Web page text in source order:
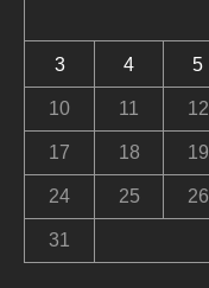
3 4 5
10 11 12
17 18 19
24 25 26
31